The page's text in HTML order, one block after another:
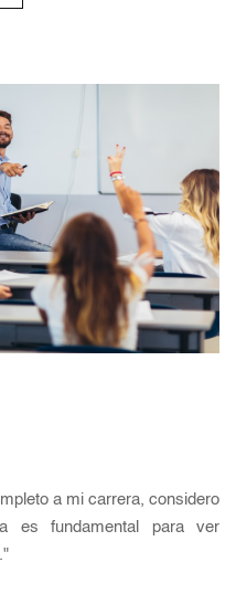
a mi carrera, considero
es fundamental para ver